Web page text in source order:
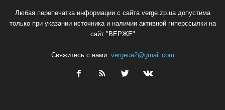
Любая перепечатка информации с сайта verge.zp.ua допустима
только при указании источника и наличии активной гиперссылки на
сайт "ВЕРЖЕ"
Свяжитесь с нами: vergeua2@gmail.com